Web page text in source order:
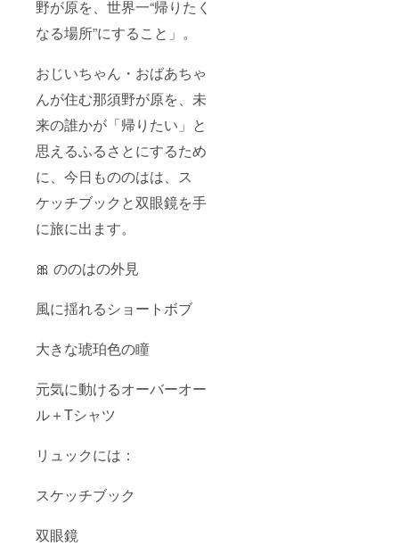
野が原を、世界一“帰りたく
なる場所”にすること」。
おじいちゃん・おばあちゃ
んが住む那須野が原を、未
来の誰かが「帰りたい」と
思えるふるさとにするため
に、今日もののはは、ス
ケッチブックと双眼鏡を手
に旅に出ます。
🎀 ののはの外見
風に揺れるショートボブ
大きな琥珀色の瞳
元気に動けるオーバーオー
ル＋Tシャツ
リュックには：
スケッチブック
双眼鏡